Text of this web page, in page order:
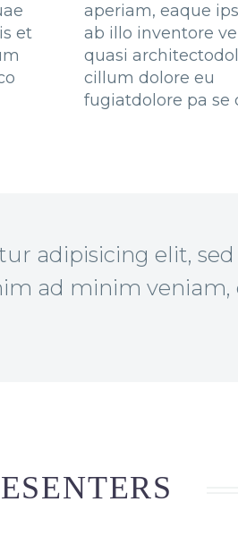
et
aperiam, eaque
ab illo inventore
quasi
cillum dolore eu
fugiatdolore pa se
adipisicing elit,
ad minim